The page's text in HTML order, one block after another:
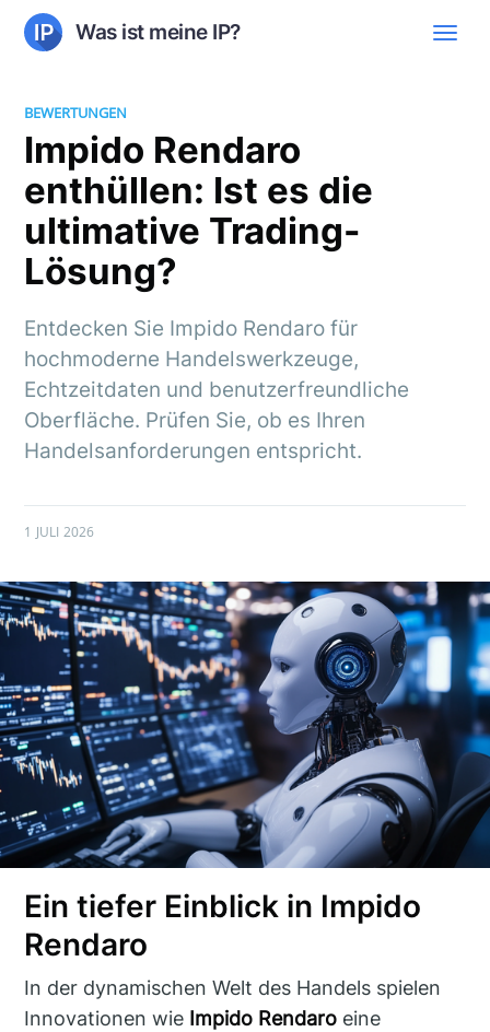
Was ist meine IP?
BEWERTUNGEN
Impido Rendaro
enthüllen: Ist es die
ultimative Trading-
Lösung?
Entdecken Sie Impido Rendaro für
hochmoderne Handelswerkzeuge,
Echtzeitdaten und benutzerfreundliche
Oberfläche. Prüfen Sie, ob es Ihren
Handelsanforderungen entspricht.
1 JULI 2026
Ein tiefer Einblick in Impido
Rendaro
In der dynamischen Welt des Handels spielen
Innovationen wie Impido Rendaro eine